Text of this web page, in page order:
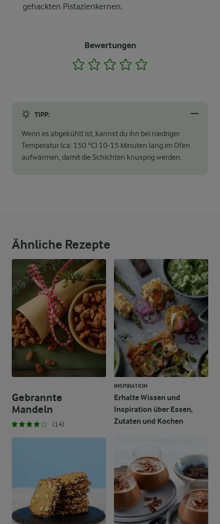
gehackten Pistazienkernen.
Bewertungen
1 2 3 4
TIPP:
Wenn es abgekühlt ist, kannst du ihn bei niedriger
Temperatur (ca. 150 °C) 10-15 Minuten lang im Ofen
aufwärmen, damit die Schichten knusprig werden.
Ähnliche Rezepte
Gebrannte
Mandeln
(14)
INSPIRATION
Erhalte Wissen und
Inspiration über Essen,
Zutaten und Kochen